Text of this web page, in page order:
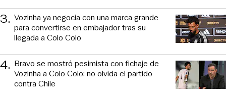
3. Vozinha ya negocia con una marca grande
para convertirse en embajador tras su
llegada a Colo Colo
4. Bravo se mostró pesimista con fichaje de
Vozinha a Colo Colo: no olvida el partido
contra Chile